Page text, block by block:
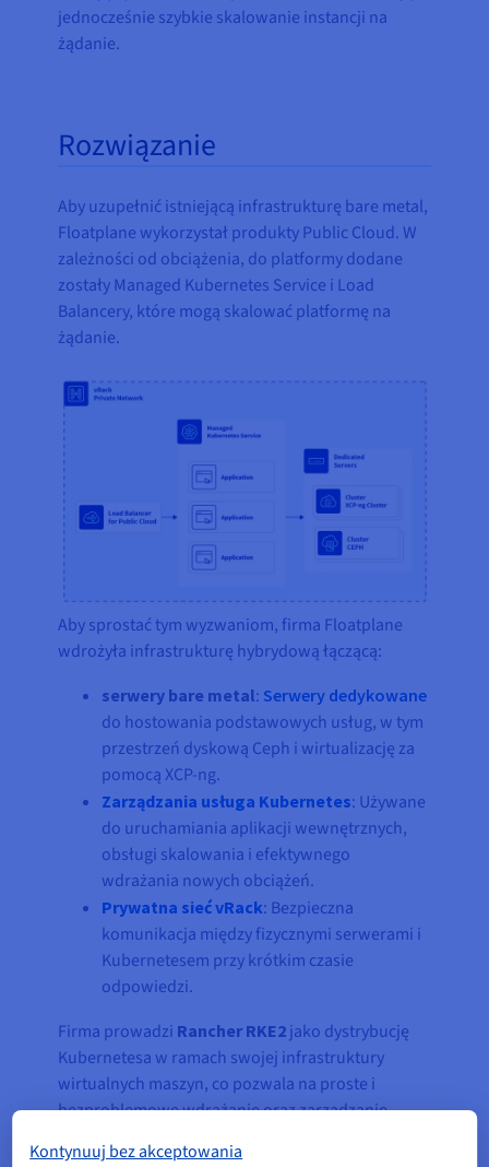
jednocześnie szybkie skalowanie instancji na
żądanie.
Rozwiązanie
Aby uzupełnić istniejącą infrastrukturę bare metal,
Floatplane wykorzystał produkty Public Cloud. W
zależności od obciążenia, do platformy dodane
zostały Managed Kubernetes Service i Load
Balancery, które mogą skalować platformę na
żądanie.
Aby sprostać tym wyzwaniom, firma Floatplane
wdrożyła infrastrukturę hybrydową łączącą:
serwery bare metal: Serwery dedykowane
do hostowania podstawowych usług, w tym
przestrzeń dyskową Ceph i wirtualizację za
pomocą XCP-ng.
Zarządzania usługa Kubernetes: Używane
do uruchamiania aplikacji wewnętrznych,
obsługi skalowania i efektywnego
wdrażania nowych obciążeń.
Prywatna sieć vRack: Bezpieczna
komunikacja między fizycznymi serwerami i
Kubernetesem przy krótkim czasie
odpowiedzi.
Firma prowadzi Rancher RKE2 jako dystrybucję
Kubernetesa w ramach swojej infrastruktury
wirtualnych maszyn, co pozwala na proste i
bezproblemowe wdrażanie oraz zarządzanie
Kontynuuj bez akceptowania